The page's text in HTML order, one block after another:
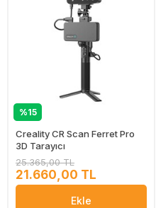
%15
Creality CR Scan Ferret Pro
3D Tarayıcı
25.365,00 TL
21.660,00 TL
Ekle